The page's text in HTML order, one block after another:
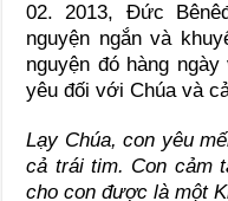
02. 2013, Đức
nguyện ngắn và
nguyện đó hàng
yêu đối với Chúa và
Lạy Chúa, con yêu
cả trái tim. Con cảm
cho con được là một